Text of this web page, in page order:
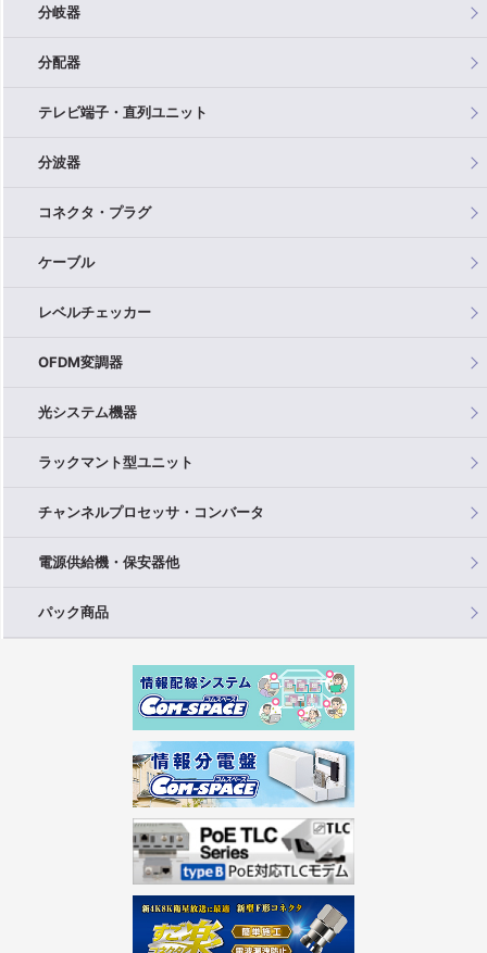
分岐器
分配器
テレビ端子・直列ユニット
分波器
コネクタ・プラグ
ケーブル
レベルチェッカー
OFDM変調器
光システム機器
ラックマント型ユニット
チャンネルプロセッサ・コンバータ
電源供給機・保安器他
パック商品